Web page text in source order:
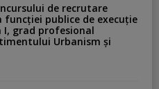
de recrutare
publice de execuție
I, grad profesional
Urbanism și